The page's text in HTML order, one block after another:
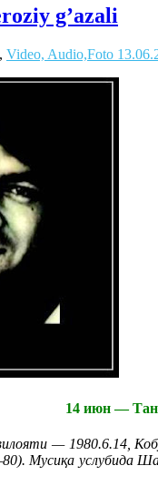
g’azali
, Video, Audio,Foto
14 июн —
— 1980.6.14,
Мусиқа услубида